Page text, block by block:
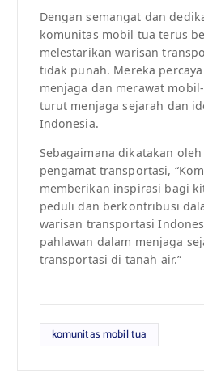
Dengan semangat dan
komunitas mobil tua terus
melestarikan warisan
tidak punah. Mereka
menjaga dan merawat
turut menjaga sejarah dan
Indonesia.
Sebagaimana dikatakan
pengamat transportasi,
memberikan inspirasi bagi
peduli dan berkontribusi
warisan transportasi
pahlawan dalam menjaga
transportasi di tanah air.”
komunitas mobil tua